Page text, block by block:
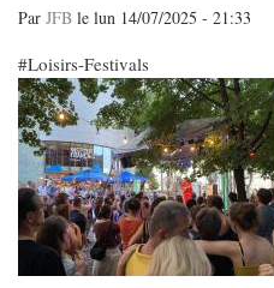
Par JFB le lun 14/07/2025 - 21:33
Loisirs-Festivals